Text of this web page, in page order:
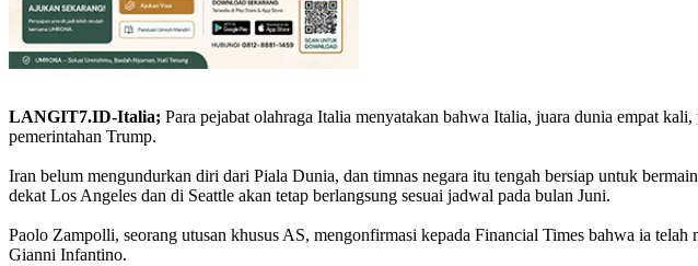
LANGIT7.ID-Italia; Para pejabat olahraga Italia menyatakan bahwa Italia, juara dunia empat
pemerintahan Trump.
Iran belum mengundurkan diri dari Piala Dunia, dan timnas negara itu tengah bersiap untuk
dekat Los Angeles dan di Seattle akan tetap berlangsung sesuai jadwal pada bulan Juni.
Paolo Zampolli, seorang utusan khusus AS, mengonfirmasi kepada Financial Times bahwa ia
Gianni Infantino.